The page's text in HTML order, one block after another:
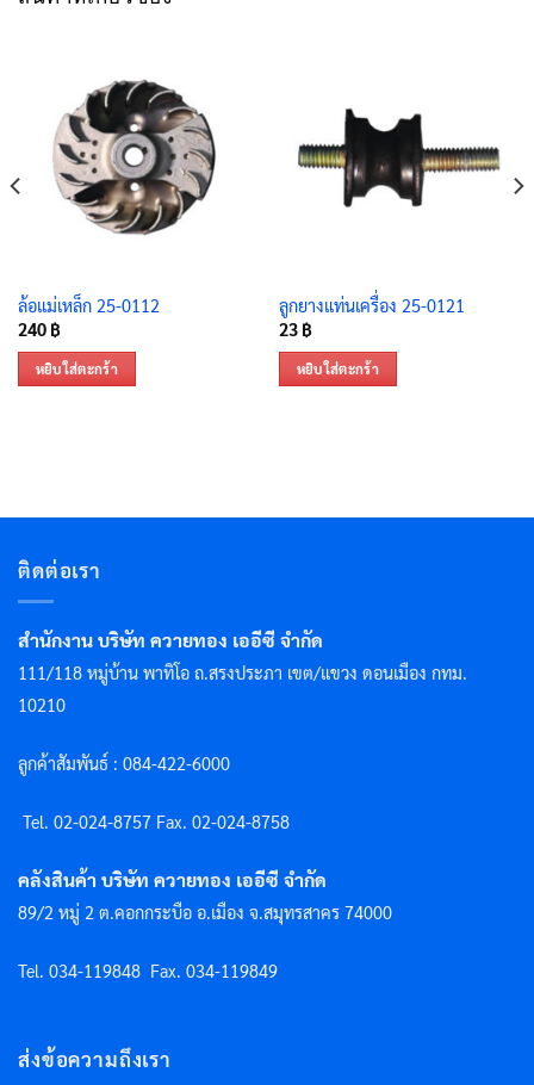
ล้อแม่เหล็ก 25-0112
240 ฿
หยิบใส่ตะกร้า
ลูกยางแท่นเครื่อง 25-0121
23 ฿
หยิบใส่ตะกร้า
ติดต่อเรา
สำนักงาน บริษัท ควายทอง เออีซี จำกัด
111/118 หมู่บ้าน พาทิโอ ถ.สรงประภา เขต/แขวง ดอนเมือง กทม.
10210
ลูกค้าสัมพันธ์ : 084-422-6000
Tel. 02-024-8757 Fax. 02-024-8758
คลังสินค้า บริษัท ควายทอง เออีซี จำกัด
89/2 หมู่ 2 ต.คอกกระบือ อ.เมือง จ.สมุทรสาคร 74000
Tel. 034-119848 Fax. 034-119849
ส่งข้อความถึงเรา